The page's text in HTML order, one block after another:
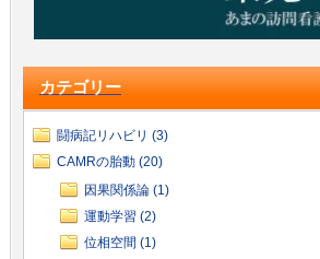
カテゴリー
闘病記リハビリ (3)
CAMRの胎動 (20)
因果関係論 (1)
運動学習 (2)
位相空間 (1)